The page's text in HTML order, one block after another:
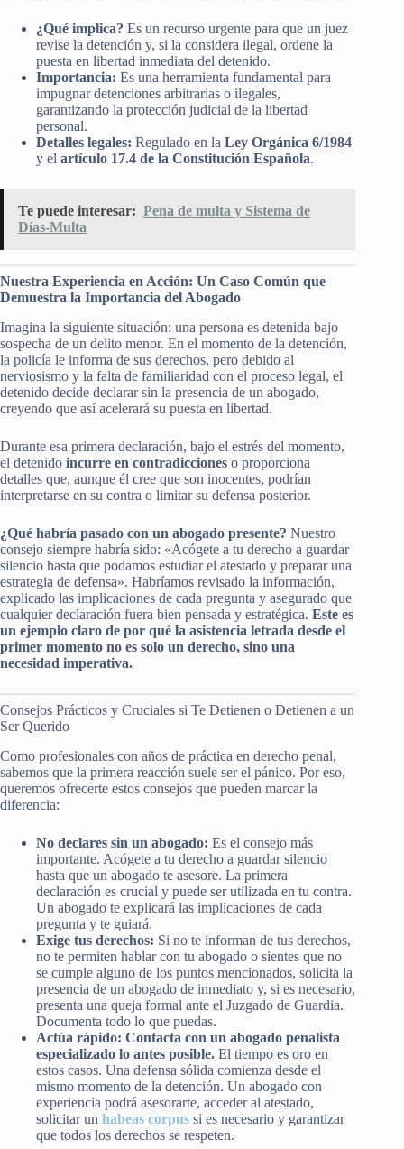
¿Qué implica? Es un recurso urgente para que un juez
revise la detención y, si la considera ilegal, ordene la
puesta en libertad inmediata del detenido.
Importancia: Es una herramienta fundamental para
impugnar detenciones arbitrarias o ilegales,
garantizando la protección judicial de la libertad
personal.
Detalles legales: Regulado en la Ley Orgánica 6/1984
y el artículo 17.4 de la Constitución Española.
Te puede interesar: Pena de multa y Sistema de
Días-Multa
Nuestra Experiencia en Acción: Un Caso Común que
Demuestra la Importancia del Abogado
Imagina la siguiente situación: una persona es detenida bajo
sospecha de un delito menor. En el momento de la detención,
la policía le informa de sus derechos, pero debido al
nerviosismo y la falta de familiaridad con el proceso legal, el
detenido decide declarar sin la presencia de un abogado,
creyendo que así acelerará su puesta en libertad.
Durante esa primera declaración, bajo el estrés del momento,
el detenido incurre en contradicciones o proporciona
detalles que, aunque él cree que son inocentes, podrían
interpretarse en su contra o limitar su defensa posterior.
¿Qué habría pasado con un abogado presente? Nuestro
consejo siempre habría sido: «Acógete a tu derecho a guardar
silencio hasta que podamos estudiar el atestado y preparar una
estrategia de defensa». Habríamos revisado la información,
explicado las implicaciones de cada pregunta y asegurado que
cualquier declaración fuera bien pensada y estratégica. Este es
un ejemplo claro de por qué la asistencia letrada desde el
primer momento no es solo un derecho, sino una
necesidad imperativa.
Consejos Prácticos y Cruciales si Te Detienen o Detienen a un
Ser Querido
Como profesionales con años de práctica en derecho penal,
sabemos que la primera reacción suele ser el pánico. Por eso,
queremos ofrecerte estos consejos que pueden marcar la
diferencia:
No declares sin un abogado: Es el consejo más
importante. Acógete a tu derecho a guardar silencio
hasta que un abogado te asesore. La primera
declaración es crucial y puede ser utilizada en tu contra.
Un abogado te explicará las implicaciones de cada
pregunta y te guiará.
Exige tus derechos: Si no te informan de tus derechos,
no te permiten hablar con tu abogado o sientes que no
se cumple alguno de los puntos mencionados, solicita la
presencia de un abogado de inmediato y, si es necesario,
presenta una queja formal ante el Juzgado de Guardia.
Documenta todo lo que puedas.
Actúa rápido: Contacta con un abogado penalista
especializado lo antes posible. El tiempo es oro en
estos casos. Una defensa sólida comienza desde el
mismo momento de la detención. Un abogado con
experiencia podrá asesorarte, acceder al atestado,
solicitar un habeas corpus si es necesario y garantizar
que todos los derechos se respeten.